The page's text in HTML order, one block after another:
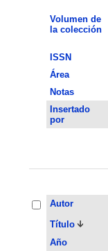
Volumen de
la colección
ISSN
Área
Notas
Insertado
por
Autor
Título
Año